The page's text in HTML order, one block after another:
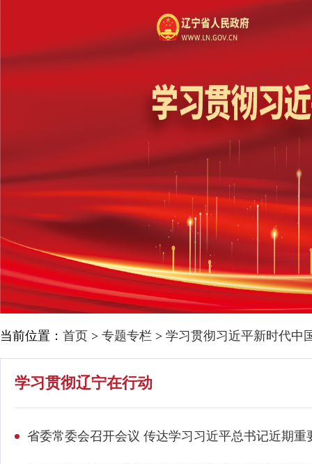
当前位置： 首页 > 专题专栏 > 学习贯彻习近平新时代中
学习贯彻辽宁在行动
省委常委会召开会议 传达学习习近平总书记近期